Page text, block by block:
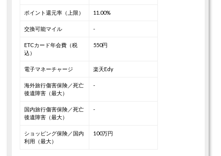
ポイント還元率（上限） 11.00%
交換可能マイル -
ETCカード年会費（税
込）
550円
電子マネーチャージ 楽天Edy
海外旅行傷害保険／死亡
後遺障害（最大）
-
国内旅行傷害保険／死亡
後遺障害（最大）
-
ショッピング保険／国内
利用（最大）
100万円